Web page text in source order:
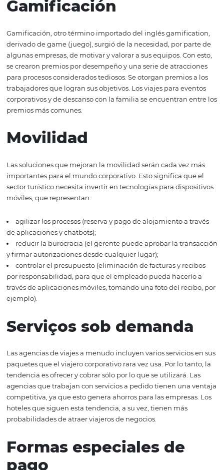
inglés: Business (negocios) y leisure (placer) y se ha
estancia de placer. Esta práctica es cada vez más
Muchas personas han aprovechado el viaje de negocios
incluir alguna actividad de ocio en la agenda, como
teatro, museos y lugares de interés, playas, cascadas, etc.
Gamificación
Gamificación, otro término importado del inglés
algunas empresas, de motivar y valorar a sus equipos.
se crearon premios por desempeño y una serie de
para procesos considerados tediosos. Se otorgan
trabajadores que logran sus objetivos. Los viajes para
premios más comunes.
Movilidad
Las soluciones que mejoran la movilidad serán cada
importantes para el mundo corporativo. Esto significa
móviles, que representan:
agilizar los procesos (reserva y pago de alojamiento a
de aplicaciones y chatbots);
reducir la burocracia (el gerente puede aprobar la
y firmar autorizaciones desde cualquier lugar);
controlar el presupuesto (eliminación de facturas y
por responsabilidad, para que el empleado pueda
ejemplo).